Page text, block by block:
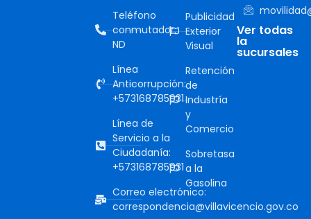
Teléfono
conmutador:
ND
Línea
Anticorrupción:
+573168785931
Línea de
Servicio a la
Ciudadanía:
+573168785931
Correo electrónico:
correspondencia@villavicencio.gov.co
Publicidad
Exterior
Visual
Retención
de
Industría
y
Comercio
Sobretasa
a la
Gasolina
Ver todas
la
sucursales